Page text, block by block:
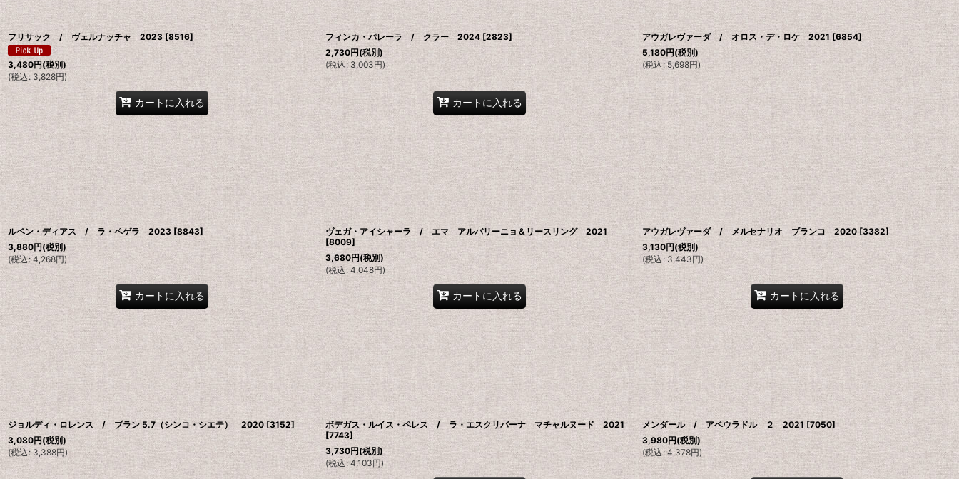
フリサック / ヴェルナッチャ 2023 [8516]
3,480円(税別)
(税込 : 3,828円)
カートに入れる
フィンカ・パレーラ / クラー 2024 [2823]
2,730円(税別)
(税込: 3,003円)
カートに入れる
アウガレヴァーダ / オロス・デ・ロケ 2021 [6854]
5,180円(税別)
(税込: 5,698円)
ルベン・ディアス / ラ・ペゲラ 2023 [8843]
3,880円(税別)
(税込: 4,268円)
カートに入れる
ヴェガ・アイシャーラ / エマ アルバリーニョ＆リースリング 2021
[8009]
3,680円(税別)
(税込: 4,048円)
カートに入れる
アウガレヴァーダ / メルセナリオ ブランコ 2020 [3382]
3,130円(税別)
(税込 : 3,443円)
カートに入れる
ジョルディ・ロレンス / ブラン 5.7（シンコ・シエテ） 2020 [3152]
3,080円(税別)
(税込: 3,388円)
ボデガス・ルイス・ペレス / ラ・エスクリバーナ マチャルヌード 2021
[7743]
3,730円(税別)
(税込 : 4,103円)
メンダール / アベウラドル ２ 2021 [7050]
3,980円(税別)
(税込: 4,378円)